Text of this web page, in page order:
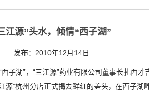
江源”头水，倾情“西子湖”
发布：2010年12月14日
子湖”，“三江源”药业有限公司董事长扎西
”杭州分店正式揭去鲜红的盖头，在西子湖